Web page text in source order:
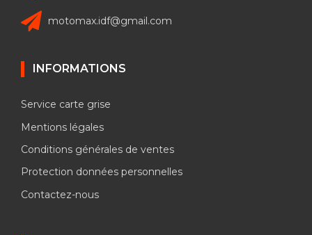
motomax.idf@gmail.com
INFORMATIONS
Service carte grise
Mentions légales
Conditions générales de ventes
Protection données personnelles
Contactez-nous